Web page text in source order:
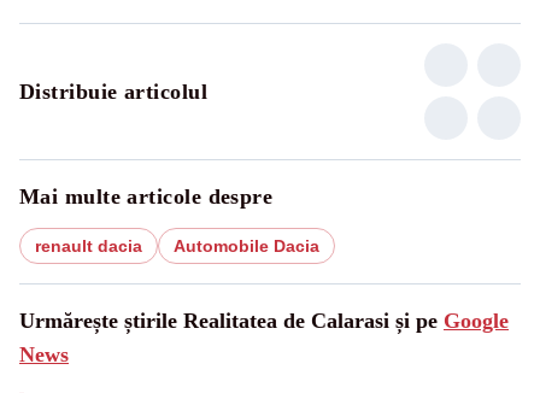
Distribuie articolul
Mai multe articole despre
renault dacia Automobile Dacia
Urmărește știrile Realitatea de Calarasi și pe Google
News